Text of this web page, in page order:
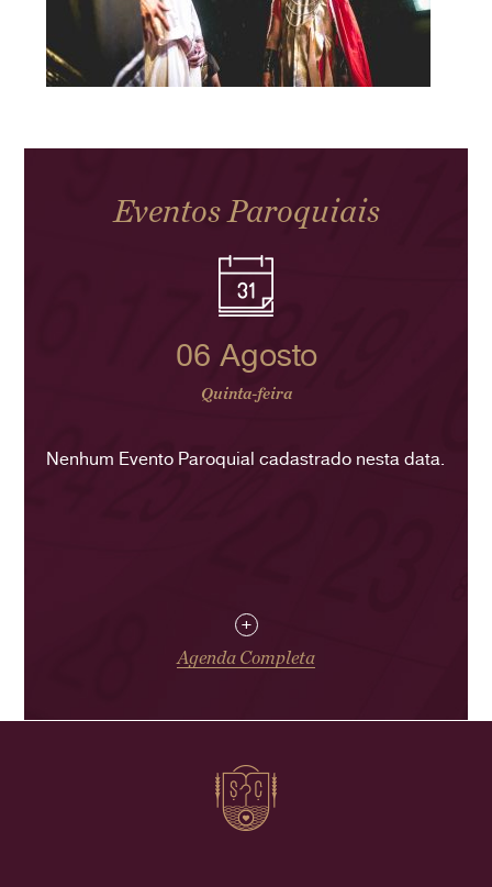
Eventos Paroquiais
06 Agosto
Quinta-feira
Nenhum Evento Paroquial cadastrado nesta data.
+
Agenda Completa